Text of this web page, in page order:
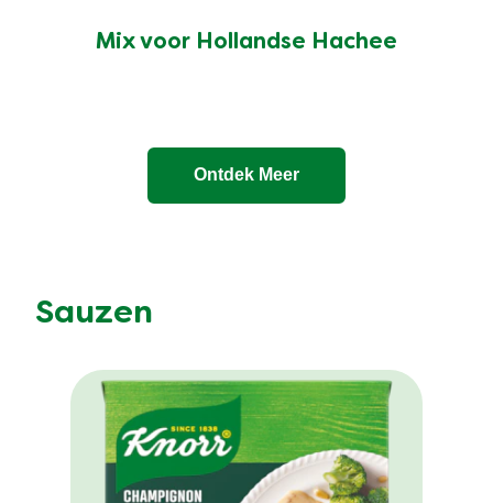
Mix voor Hollandse Hachee
Ontdek Meer
Sauzen